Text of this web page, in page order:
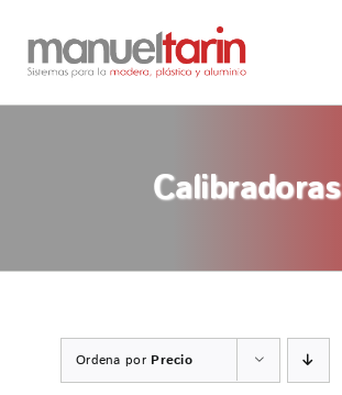
SERVICIOS
MAQUINARIA OCASIÓN
Calibradoras
Ordena por Precio